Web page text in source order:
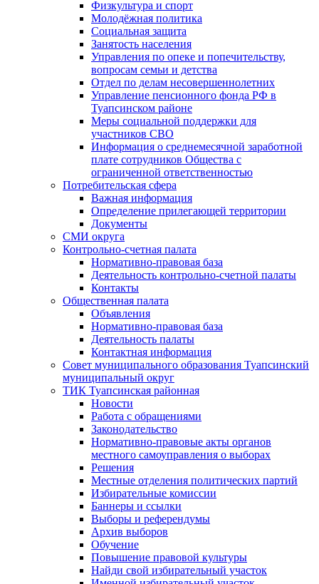
Физкультура и спорт
Молодёжная политика
Социальная защита
Занятость населения
Управления по опеке и попечительству,
вопросам семьи и детства
Отдел по делам несовершеннолетних
Управление пенсионного фонда РФ в
Туапсинском районе
Меры социальной поддержки для
участников СВО
Информация о среднемесячной заработной
плате сотрудников Общества с
ограниченной ответственностью
Потребительская сфера
Важная информация
Определение прилегающей территории
Документы
СМИ округа
Контрольно-счетная палата
Нормативно-правовая база
Деятельность контрольно-счетной палаты
Контакты
Общественная палата
Объявления
Нормативно-правовая база
Деятельность палаты
Контактная информация
Совет муниципального образования Туапсинский
муниципальный округ
ТИК Туапсинская районная
Новости
Работа с обращениями
Законодательство
Нормативно-правовые акты органов
местного самоуправления о выборах
Решения
Местные отделения политических партий
Избирательные комиссии
Баннеры и ссылки
Выборы и референдумы
Архив выборов
Обучение
Повышение правовой культуры
Найди свой избирательный участок